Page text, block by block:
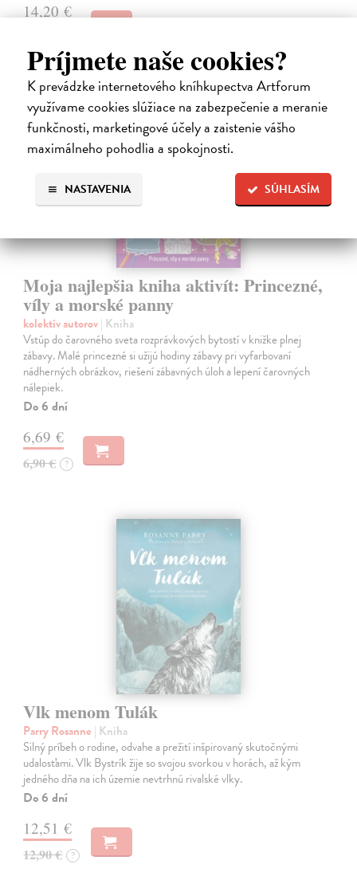
Príjmete naše cookies?
K prevádzke internetového kníhkupectva Artforum
využívame cookies slúžiace na zabezpečenie a meranie
funkčnosti, marketingové účely a zaistenie vášho
maximálneho pohodlia a spokojnosti.
SÚHLASÍM
NASTAVENIA
14,20 €
Moja najlepšia kniha aktivít: Princezné,
víly a morské panny
kolektív autorov| Kniha
Vstúp do čarovného sveta rozprávkových bytostí v knižke plnej
zábavy. Malé princezné si užijú hodiny zábavy pri vyfarbovaní
nádherných obrázkov, riešení zábavných úloh a lepení čarovných
nálepiek.
Do 6 dní
6,69 €
6,90 € ?
Vlk menom Tulák
Parry Rosanne | Kniha
Silný príbeh o rodine, odvahe a prežití inšpirovaný skutočnými
udalosťami. Vlk Bystrík žije so svojou svorkou v horách, až kým
jedného dňa na ich územie nevtrhnú rivalské vlky.
Do 6 dní
12,51 €
12,90 € ?